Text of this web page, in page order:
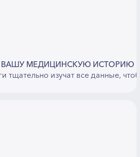
ВАШУ МЕДИЦИНСКУЮ ИСТОРИЮ
тщательно изучат все данные,